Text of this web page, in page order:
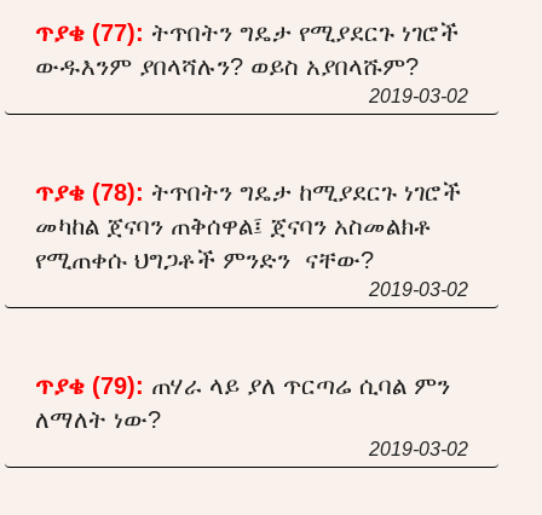
ጥያቄ (77): ትጥበትን ግዴታ የሚያደርጉ ነገሮች
ውዱእንም ያበላሻሉን? ወይስ አያበላሹም?
2019-03-02
ጥያቄ (78): ትጥበትን ግዴታ ከሚያደርጉ ነገሮች
መካከል ጀናባን ጠቅሰዋል፤ ጀናባን አስመልክቶ
የሚጠቀሱ ህግጋቶች ምንድን ናቸው?
2019-03-02
ጥያቄ (79): ጠሃራ ላይ ያለ ጥርጣሬ ሲባል ምን
ለማለት ነው?
2019-03-02